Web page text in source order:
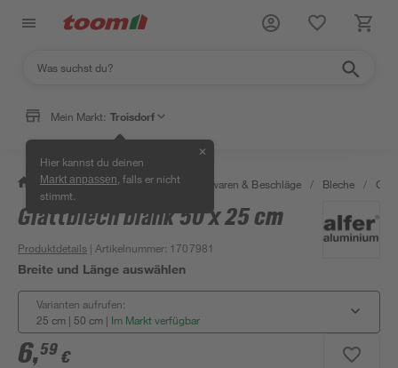
Mein Markt: Troisdorf
Hier kannst du deinen
Markt anpassen , falls er nicht
stimmt.
✕
/ Werkstatt & Maschinen / Eisenwaren & Beschläge / Bleche /
Glattblech blank 50 x 25 cm
Produktdetails | Artikelnummer: 1707981
Breite und Länge auswählen
Varianten aufrufen:
25 cm | 50 cm | Im Markt verfügbar
6,59 €